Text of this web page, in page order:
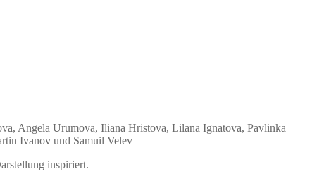
Angela Urumova, Iliana Hristova, Lilana Ignatova, Pavlinka
Ivanov und Samuil Velev
inspiriert.